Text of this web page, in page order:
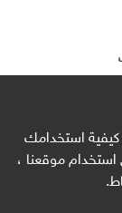
كيفية استخدامك
موقعنا ،